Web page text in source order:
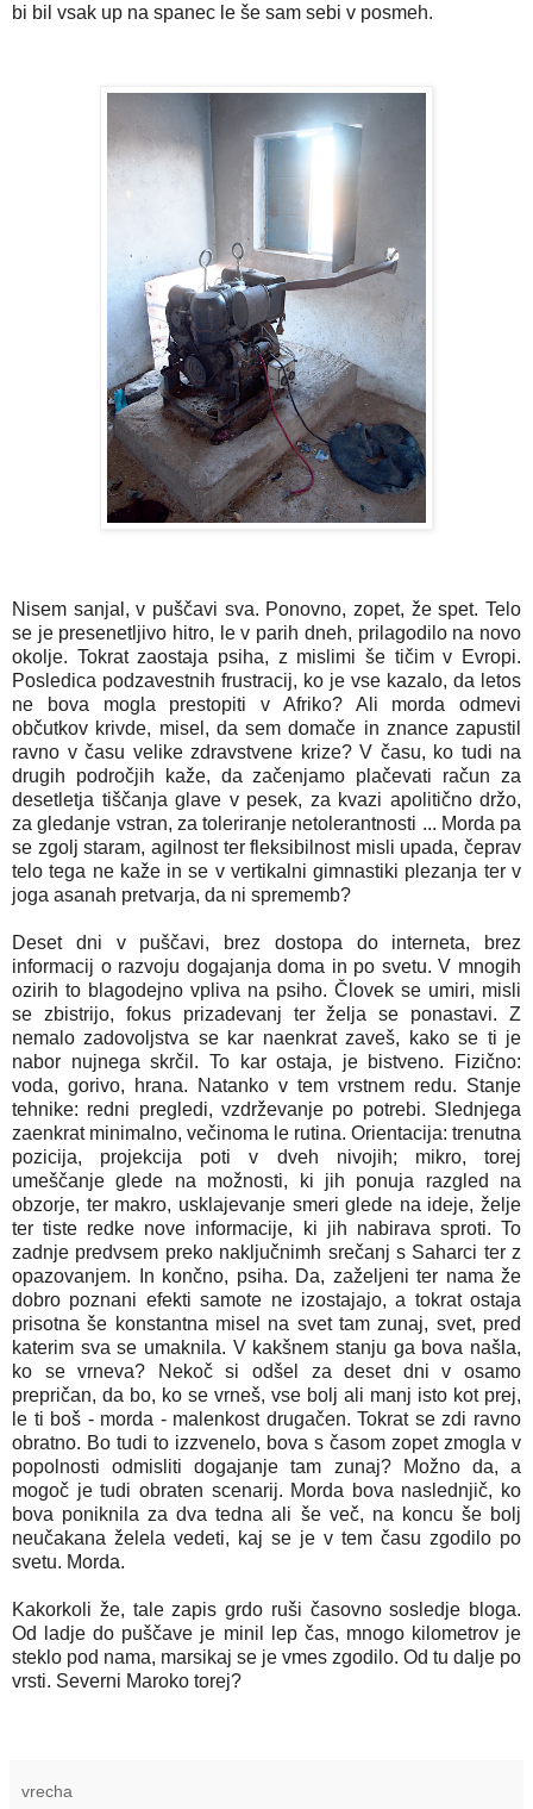
bi bil vsak up na spanec le še sam sebi v posmeh.
Nisem sanjal, v puščavi sva. Ponovno, zopet, že spet. Telo
se je presenetljivo hitro, le v parih dneh, prilagodilo na novo
okolje. Tokrat zaostaja psiha, z mislimi še tičim v Evropi.
Posledica podzavestnih frustracij, ko je vse kazalo, da letos
ne bova mogla prestopiti v Afriko? Ali morda odmevi
občutkov krivde, misel, da sem domače in znance zapustil
ravno v času velike zdravstvene krize? V času, ko tudi na
drugih področjih kaže, da začenjamo plačevati račun za
desetletja tiščanja glave v pesek, za kvazi apolitično držo,
za gledanje vstran, za toleriranje netolerantnosti ... Morda pa
se zgolj staram, agilnost ter fleksibilnost misli upada, čeprav
telo tega ne kaže in se v vertikalni gimnastiki plezanja ter v
joga asanah pretvarja, da ni sprememb?
Deset dni v puščavi, brez dostopa do interneta, brez
informacij o razvoju dogajanja doma in po svetu. V mnogih
ozirih to blagodejno vpliva na psiho. Človek se umiri, misli
se zbistrijo, fokus prizadevanj ter želja se ponastavi. Z
nemalo zadovoljstva se kar naenkrat zaveš, kako se ti je
nabor nujnega skrčil. To kar ostaja, je bistveno. Fizično:
voda, gorivo, hrana. Natanko v tem vrstnem redu. Stanje
tehnike: redni pregledi, vzdrževanje po potrebi. Slednjega
zaenkrat minimalno, večinoma le rutina. Orientacija: trenutna
pozicija, projekcija poti v dveh nivojih; mikro, torej
umeščanje glede na možnosti, ki jih ponuja razgled na
obzorje, ter makro, usklajevanje smeri glede na ideje, želje
ter tiste redke nove informacije, ki jih nabirava sproti. To
zadnje predvsem preko naključnimh srečanj s Saharci ter z
opazovanjem. In končno, psiha. Da, zaželjeni ter nama že
dobro poznani efekti samote ne izostajajo, a tokrat ostaja
prisotna še konstantna misel na svet tam zunaj, svet, pred
katerim sva se umaknila. V kakšnem stanju ga bova našla,
ko se vrneva? Nekoč si odšel za deset dni v osamo
prepričan, da bo, ko se vrneš, vse bolj ali manj isto kot prej,
le ti boš - morda - malenkost drugačen. Tokrat se zdi ravno
obratno. Bo tudi to izzvenelo, bova s časom zopet zmogla v
popolnosti odmisliti dogajanje tam zunaj? Možno da, a
mogoč je tudi obraten scenarij. Morda bova naslednjič, ko
bova poniknila za dva tedna ali še več, na koncu še bolj
neučakana želela vedeti, kaj se je v tem času zgodilo po
svetu. Morda.
Kakorkoli že, tale zapis grdo ruši časovno sosledje bloga.
Od ladje do puščave je minil lep čas, mnogo kilometrov je
steklo pod nama, marsikaj se je vmes zgodilo. Od tu dalje po
vrsti. Severni Maroko torej?
vrecha